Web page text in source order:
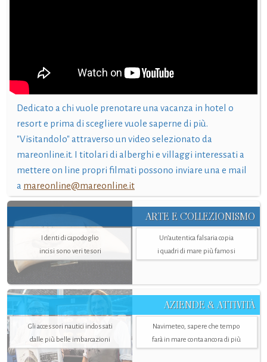
Dedicato a chi vuole prenotare una vacanza in hotel o
resort e prima di scegliere vuole saperne di più.
"Visitandolo" attraverso un video selezionato da
mareonline.it. I titolari di alberghi e villaggi interessati a
mettere on line propri filmati possono inviare una e mail
a mareonline@mareonline.it
ARTE E COLLEZIONISMO
I denti di capodoglio
incisi sono veri tesori
Un’autentica falsaria copia
i quadri di mare più famosi
AZIENDE & ATTIVITÀ
Gli accessori nautici indossati
dalle più belle imbarcazioni
Navimeteo, sapere che tempo
farà in mare conta ancora di più